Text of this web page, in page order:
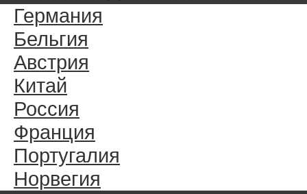
Германия
Бельгия
Австрия
Китай
Россия
Франция
Португалия
Норвегия